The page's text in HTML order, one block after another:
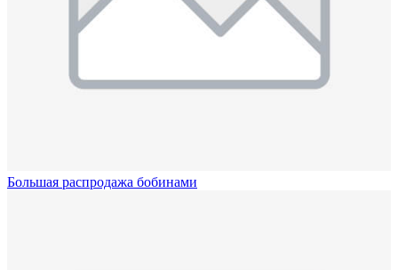
Большая распродажа бобинами